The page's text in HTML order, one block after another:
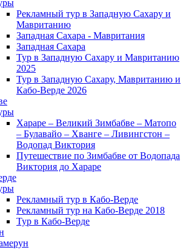
Рекламный тур в Западную Сахару и
Мавританию
Западная Сахара - Мавритания
Западная Сахара
Тур в Западную Сахару и Мавританию
2025
Тур в Западную Сахару, Мавританию и
Кабо-Верде 2026
Хараре – Великий Зимбабве – Матопо
– Булавайо – Хванге – Ливингстон –
Водопад Виктория
Путешествие по Зимбабве от Водопада
Виктория до Хараре
Рекламный тур в Кабо-Верде
Рекламный тур на Кабо-Верде 2018
Тур в Кабо-Верде